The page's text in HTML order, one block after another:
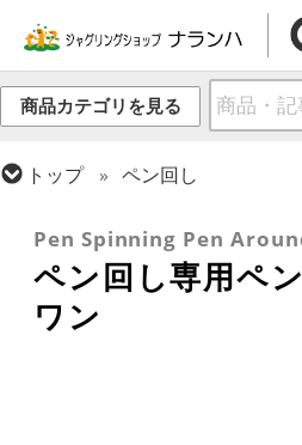
商品カテゴリを見る
トップ
ペン回し
Pen Spinning Pen
ペン回し専用ペ
ワン